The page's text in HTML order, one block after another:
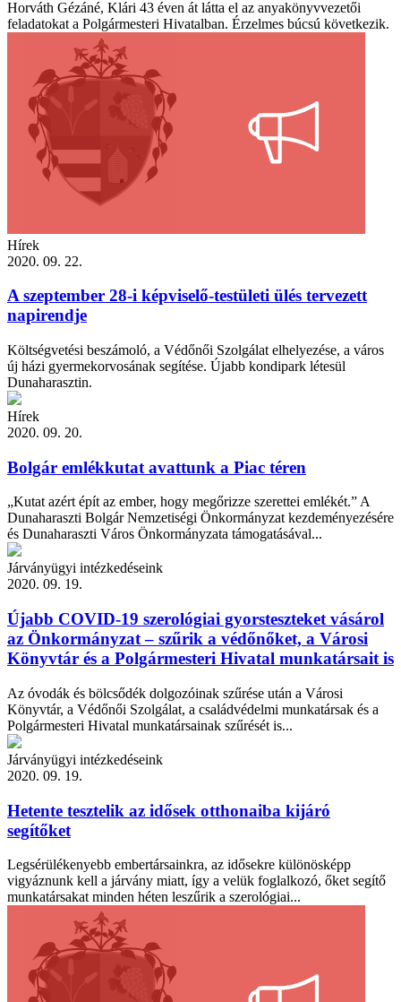
Horváth Gézáné, Klári 43 éven át látta el az anyakönyvvezetői
feladatokat a Polgármesteri Hivatalban. Érzelmes búcsú következik.
Hírek
2020. 09. 22.
A szeptember 28-i képviselő-testületi ülés tervezett
napirendje
Költségvetési beszámoló, a Védőnői Szolgálat elhelyezése, a város
új házi gyermekorvosának segítése. Újabb kondipark létesül
Dunaharasztin.
Hírek
2020. 09. 20.
Bolgár emlékkutat avattunk a Piac téren
„Kutat azért épít az ember, hogy megőrizze szerettei emlékét.” A
Dunaharaszti Bolgár Nemzetiségi Önkormányzat kezdeményezésére
és Dunaharaszti Város Önkormányzata támogatásával...
Járványügyi intézkedéseink
2020. 09. 19.
Újabb COVID-19 szerológiai gyorsteszteket vásárol
az Önkormányzat – szűrik a védőnőket, a Városi
Könyvtár és a Polgármesteri Hivatal munkatársait is
Az óvodák és bölcsődék dolgozóinak szűrése után a Városi
Könyvtár, a Védőnői Szolgálat, a családvédelmi munkatársak és a
Polgármesteri Hivatal munkatársainak szűrését is...
Járványügyi intézkedéseink
2020. 09. 19.
Hetente tesztelik az idősek otthonaiba kijáró
segítőket
Legsérülékenyebb embertársainkra, az idősekre különösképp
vigyáznunk kell a járvány miatt, így a velük foglalkozó, őket segítő
munkatársakat minden héten leszűrik a szerológiai...